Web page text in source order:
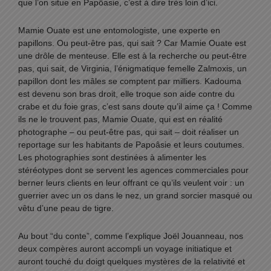
que l’on situe en Papôasie, c’est à dire très loin d’ici.
Mamie Ouate est une entomologiste, une experte en
papillons. Ou peut-être pas, qui sait ? Car Mamie Ouate est
une drôle de menteuse. Elle est à la recherche ou peut-être
pas, qui sait, de Virginia, l’énigmatique femelle Zalmoxis, un
papillon dont les mâles se comptent par milliers. Kadouma
est devenu son bras droit, elle troque son aide contre du
crabe et du foie gras, c’est sans doute qu’il aime ça ! Comme
ils ne le trouvent pas, Mamie Ouate, qui est en réalité
photographe – ou peut-être pas, qui sait – doit réaliser un
reportage sur les habitants de Papoâsie et leurs coutumes.
Les photographies sont destinées à alimenter les
stéréotypes dont se servent les agences commerciales pour
berner leurs clients en leur offrant ce qu’ils veulent voir : un
guerrier avec un os dans le nez, un grand sorcier masqué ou
vêtu d’une peau de tigre.
Au bout “du conte”, comme l’explique Joël Jouanneau, nos
deux compères auront accompli un voyage initiatique et
auront touché du doigt quelques mystères de la relativité et